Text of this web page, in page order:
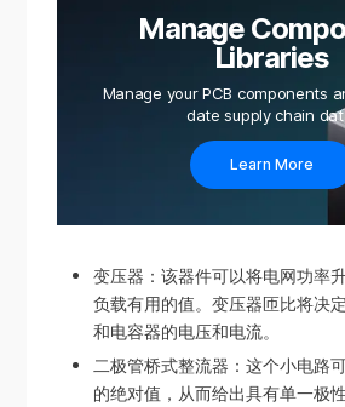
Manage
Libraries
Manage your PCB components
date supply chain
Learn More
变压器：该器件可以将电网功率
负载有用的值。变压器匝比将决
和电容器的电压和电流。
二极管桥式整流器：这个小电路
的绝对值，从而给出具有单一极